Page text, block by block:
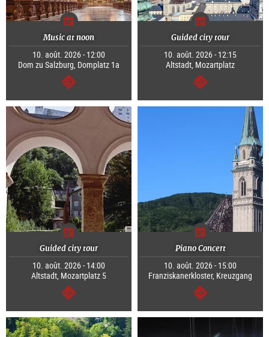
Music at noon
10. août. 2026 - 12:00
Dom zu Salzburg, Domplatz 1a
Continuer
Guided city tour
10. août. 2026 - 12:15
Altstadt, Mozartplatz
Continuer
Guided city tour
10. août. 2026 - 14:00
Altstadt, Mozartplatz 5
Continuer
Piano Concert
10. août. 2026 - 15:00
Franziskanerkloster, Kreuzgang
Continuer